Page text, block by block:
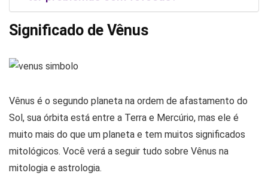
Significado de Vênus
Vênus é o segundo planeta na ordem de afastamento do
Sol, sua órbita está entre a Terra e Mercúrio, mas ele é
muito mais do que um planeta e tem muitos significados
mitológicos. Você verá a seguir tudo sobre Vênus na
mitologia e astrologia.